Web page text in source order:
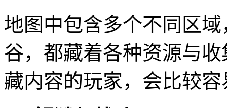
地图中包含多个不同区
谷，都藏着各种资源与
藏内容的玩家，会比较